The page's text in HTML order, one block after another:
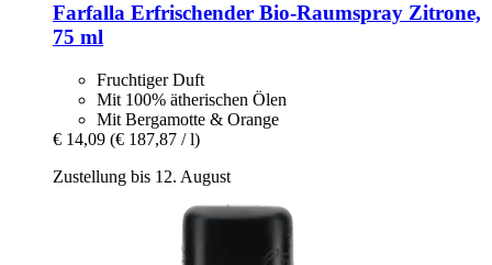
Farfalla Erfrischender Bio-​Raumspray Zitrone,
75 ml
Fruchtiger Duft
Mit 100% ätherischen Ölen
Mit Bergamotte & Orange
€ 14,09 (€ 187,87 / l)
Zustellung bis 12. August